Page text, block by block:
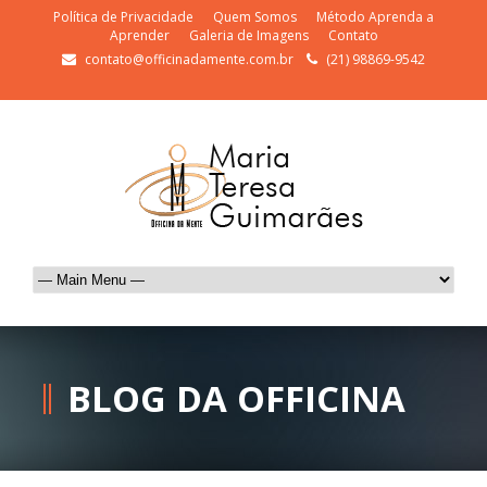
Política de Privacidade Quem Somos
Método Aprenda a
Aprender
Galeria de Imagens
Contato
contato@officinadamente.com.br
(21) 98869-9542
BLOG DA OFFICINA